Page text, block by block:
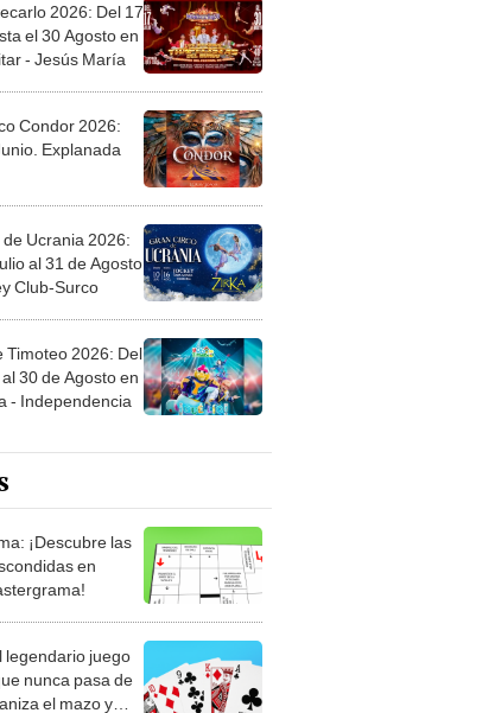
2026: Del 17
el 30 Agosto en
- Jesús María
Condor 2026:
Explanada
Ucrania 2026:
al 31 de Agosto
Club-Surco
Timoteo 2026: Del
30 de Agosto en
- Independencia
¡Descubre las
en
legendario juego
nunca pasa de
el mazo y